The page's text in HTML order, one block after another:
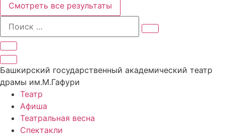
Смотреть все результаты
Башкирский государственный академический театр
драмы им.М.Гафури
Театр
Афиша
Театральная весна
Спектакли